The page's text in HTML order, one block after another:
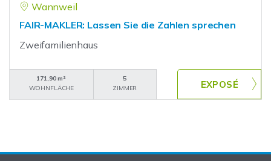
Wannweil
FAIR-MAKLER: Lassen Sie die Zahlen sprechen
Zweifamilienhaus
171,90 m²
WOHNFLÄCHE
5
ZIMMER